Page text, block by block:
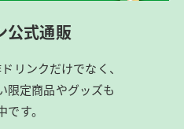
公式通販
リンクだけでなく、
限定商品やグッズも
です。